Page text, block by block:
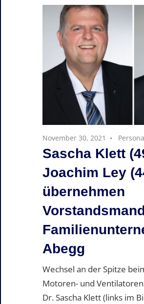
November 30, 2021
Sascha Klett
Joachim Ley
übernehmen
Abegg
Wechsel an der Spitze
Motoren- und
Dr. Sascha Klett (links im